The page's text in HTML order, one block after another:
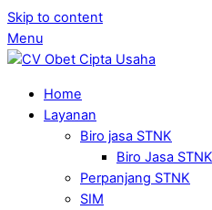
Skip to content
Menu
Home
Layanan
Biro jasa STNK
Biro Jasa
Perpanjang STNK
SIM